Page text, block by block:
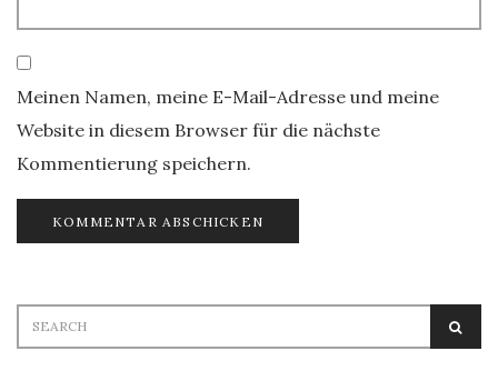
Meinen Namen, meine E-Mail-Adresse und meine
Website in diesem Browser für die nächste
Kommentierung speichern.
Search
for: